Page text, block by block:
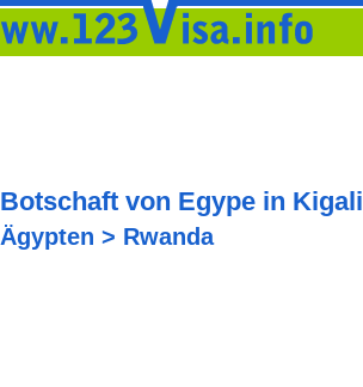
Botschaft von Egype in Kigali
Ägypten > Rwanda